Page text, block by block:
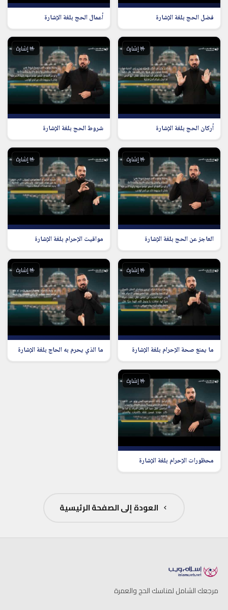
فضل الحج بلغة الإشارة أعمال الحج بلغة الإشارة
🤟 إشارة
أركان الحج بلغة الإشارة
🤟 إشارة
شروط الحج بلغة الإشارة
🤟 إشارة
العاجز عن الحج بلغة الإشارة
🤟 إشارة
مواقيت الإحرام بلغة الإشارة
🤟 إشارة
ما يمنع صحة الإحرام بلغة الإشارة
🤟 إشارة
ما الذي يحرم به الحاج بلغة الإشارة
🤟 إشارة
محظورات الإحرام بلغة الإشارة
العودة إلى الصفحة الرئيسية
مرجعك الشامل لمناسك الحج والعمرة